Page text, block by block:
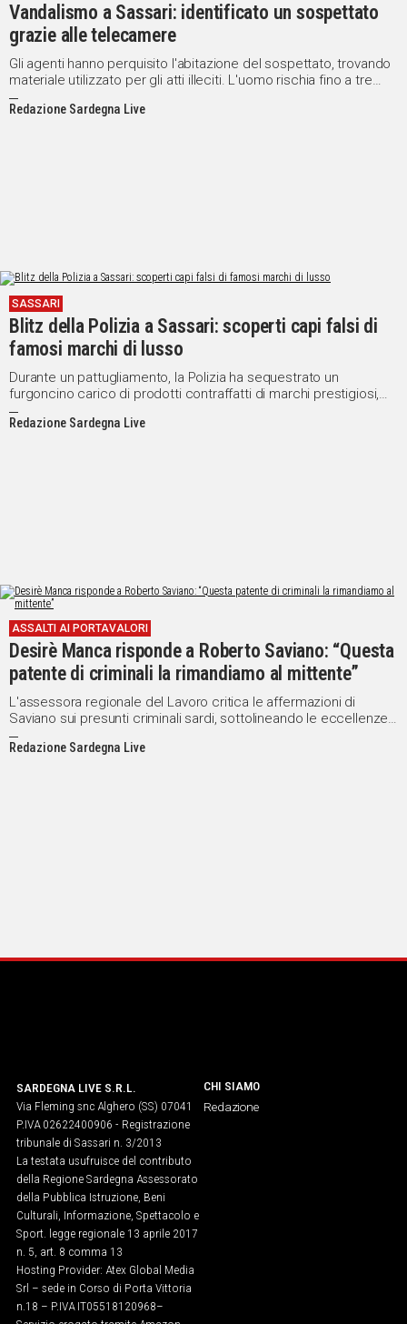
Vandalismo a Sassari: identificato un sospettato
grazie alle telecamere
Gli agenti hanno perquisito l'abitazione del sospettato, trovando
materiale utilizzato per gli atti illeciti. L'uomo rischia fino a tre
anni di reclusione
Redazione Sardegna Live
SASSARI
Blitz della Polizia a Sassari: scoperti capi falsi di
famosi marchi di lusso
Durante un pattugliamento, la Polizia ha sequestrato un
furgoncino carico di prodotti contraffatti di marchi prestigiosi,
destinati ai mercatini locali
Redazione Sardegna Live
ASSALTI AI PORTAVALORI
Desirè Manca risponde a Roberto Saviano: “Questa
patente di criminali la rimandiamo al mittente”
L'assessora regionale del Lavoro critica le affermazioni di
Saviano sui presunti criminali sardi, sottolineando le eccellenze
produttive dell'Isola
Redazione Sardegna Live
SARDEGNA LIVE S.R.L.
Via Fleming snc Alghero (SS) 07041
P.IVA 02622400906 - Registrazione
tribunale di Sassari n. 3/2013
La testata usufruisce del contributo
della Regione Sardegna Assessorato
della Pubblica Istruzione, Beni
Culturali, Informazione, Spettacolo e
Sport. legge regionale 13 aprile 2017
n. 5, art. 8 comma 13
Hosting Provider: Atex Global Media
Srl – sede in Corso di Porta Vittoria
n.18 – P.IVA IT05518120968​–
CHI SIAMO
Redazione